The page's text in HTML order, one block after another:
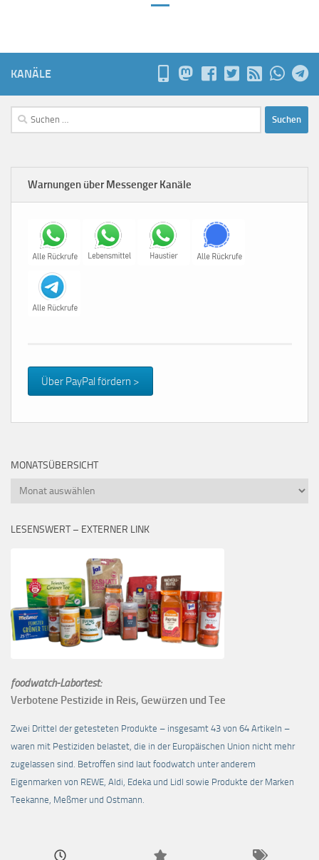
KANÄLE
Suchen
nach:
Warnungen über Messenger Kanäle
Über PayPal fördern >
MONATSÜBERSICHT
Monatsübersicht
LESENSWERT – EXTERNER LINK
foodwatch-Labortest:
Verbotene Pestizide in Reis, Gewürzen und Tee
Zwei Drittel der getesteten Produkte – insgesamt 43 von 64 Artikeln –
waren mit Pestiziden belastet, die in der Europäischen Union nicht mehr
zugelassen sind. Betroffen sind laut foodwatch unter anderem
Eigenmarken von REWE, Aldi, Edeka und Lidl sowie Produkte der Marken
Teekanne, Meßmer und Ostmann.